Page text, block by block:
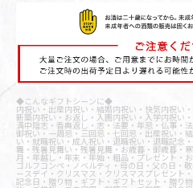
◆こんなギフトシーンに◆
内祝い・出産内祝い・結婚内祝い・快気内祝い
新築内祝い・お返し・入園内祝い・入学内祝い
満中陰志・香典返し・志・法要・年忌・仏事・
御祝い・一周忌・三回忌・七回忌・出産祝い・
い・就職祝い・成人祝い・退職祝い・退職記念
舞・残暑見舞い・残暑見舞・お歳暮・御歳暮・
月・年越し・年末・年始・粗品・プレゼント・
ゴルフコンペ・ノベルティ・母の日・父の日・
ースデイ・クリスマス・クリスマスプレゼント
記念日・贈り物・ギフト・ギフトセット・贈り